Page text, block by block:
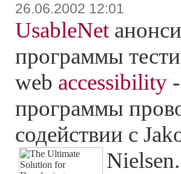
26.06.2002 12:01
UsableNet
программы
web accessibility -
программы
содействии с
Nielsen.